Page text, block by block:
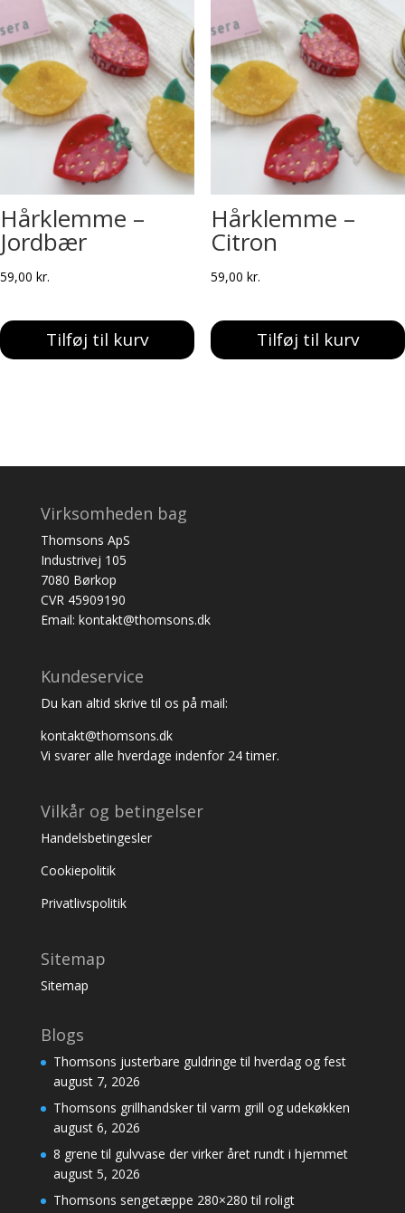
Hårklemme –
Jordbær
59,00 kr.
Tilføj til kurv
Hårklemme –
Citron
59,00 kr.
Tilføj til kurv
Virksomheden bag
Thomsons ApS
Industrivej 105
7080 Børkop
CVR 45909190
Email: kontakt@thomsons.dk
Kundeservice
Du kan altid skrive til os på mail:
kontakt@thomsons.dk
Vi svarer alle hverdage indenfor 24 timer.
Vilkår og betingelser
Handelsbetingesler
Cookiepolitik
Privatlivspolitik
Sitemap
Sitemap
Blogs
Thomsons justerbare guldringe til hverdag og fest
august 7, 2026
Thomsons grillhandsker til varm grill og udekøkken
august 6, 2026
8 grene til gulvvase der virker året rundt i hjemmet
august 5, 2026
Thomsons sengetæppe 280×280 til roligt